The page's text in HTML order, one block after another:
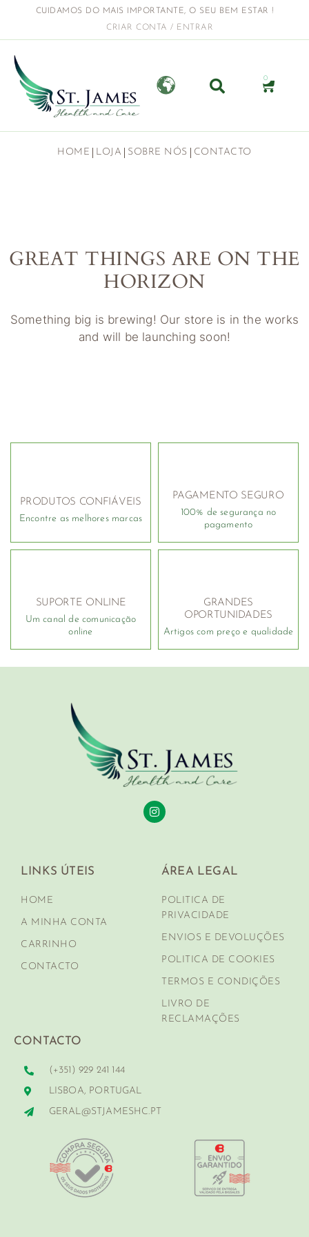
CUIDAMOS DO MAIS IMPORTANTE, O SEU BEM ESTAR !
CRIAR CONTA / ENTRAR
0
HOME LOJA SOBRE NÓS CONTACTO
GREAT THINGS ARE ON THE
HORIZON
Something big is brewing! Our store is in the works
and will be launching soon!
PRODUTOS CONFIÁVEIS
Encontre as melhores marcas
PAGAMENTO SEGURO
100% de segurança no
pagamento
SUPORTE ONLINE
Um canal de comunicação
online
GRANDES
OPORTUNIDADES
Artigos com preço e qualidade
LINKS ÚTEIS
HOME
A MINHA CONTA
CARRINHO
CONTACTO
ÁREA LEGAL
POLITICA DE
PRIVACIDADE
ENVIOS E DEVOLUÇÕES
POLITICA DE COOKIES
TERMOS E CONDIÇÕES
LIVRO DE
RECLAMAÇÕES
CONTACTO
(+351) 929 241 144
LISBOA, PORTUGAL
GERAL@STJAMESHC.PT